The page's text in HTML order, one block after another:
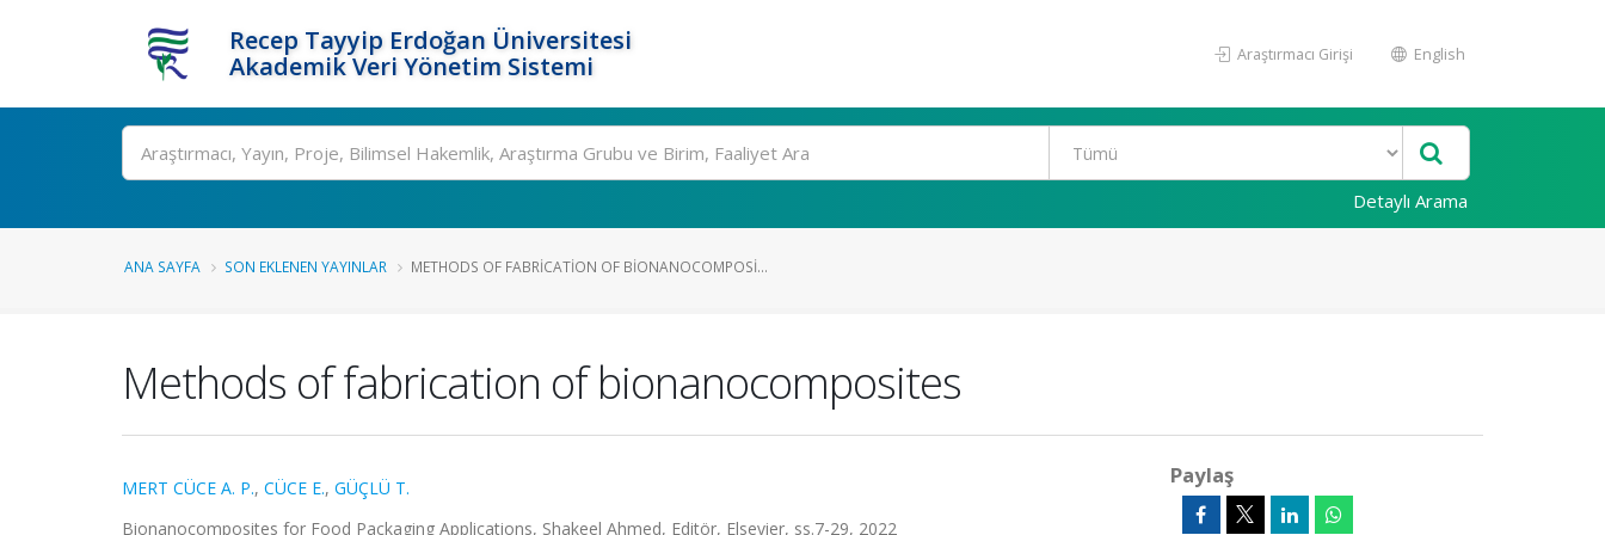
Recep Tayyip Erdoğan Üniversitesi
Akademik Veri Yönetim Sistemi
Araştırmacı Girişi English
Ara
Detaylı Arama
ANA SAYFA SON EKLENEN YAYINLAR METHODS OF FABRICATION OF BIONANOCOMPOSI...
Methods of fabrication of bionanocomposites
MERT CÜCE A. P., CÜCE E., GÜÇLÜ T.
Bionanocomposites for Food Packaging Applications, Shakeel Ahmed, Editör, Elsevier, ss.7-29, 2022
Paylaş